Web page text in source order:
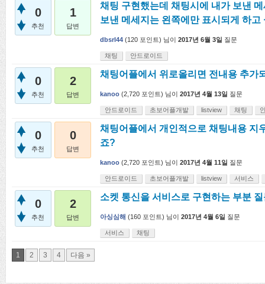
0
추천
1
답변
채팅 구현했는데 채팅시에 내가 보낸
보낸 메세지는 왼쪽에만 표시되게 하고
dbsrl44 (120 포인트) 님이 2017년 6월 3일 질문
채팅 안드로이드
0
추천
2
답변
채팅어플에서 위로올리면 전내용 추가
kanoo (2,720 포인트) 님이 2017년 4월 13일 질문
안드로이드 초보어플개발 listview 채팅
0
추천
0
답변
채팅어플에서 개인적으로 채팅내용 지
죠?
kanoo (2,720 포인트) 님이 2017년 4월 11일 질문
안드로이드 초보어플개발 listview 서비스
0
추천
2
답변
소켓 통신을 서비스로 구현하는 부분
아싱심해 (160 포인트) 님이 2017년 4월 6일 질문
서비스 채팅
1 2 3 4 다음 »